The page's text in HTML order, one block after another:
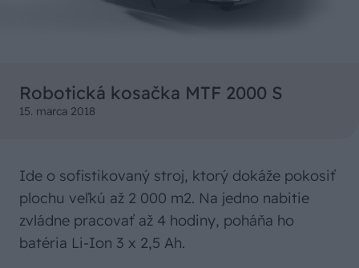
Robotická kosačka MTF 2000 S
15. marca 2018
Ide o sofistikovaný stroj, ktorý dokáže pokosiť
plochu veľkú až 2 000 m2. Na jedno nabitie
zvládne pracovať až 4 hodiny, poháňa ho
batéria Li-Ion 3 x 2,5 Ah.